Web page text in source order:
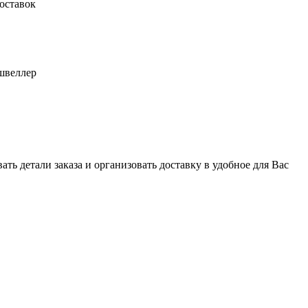
детали заказа и организовать доставку в удобное для Вас